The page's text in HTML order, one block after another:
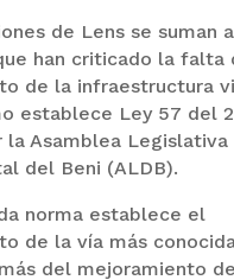
de Lens se suman
han criticado la falta
de la infraestructura
establece Ley 57 del
la Asamblea Legislativa
del Beni (ALDB).
norma establece el
de la vía más
del mejoramiento